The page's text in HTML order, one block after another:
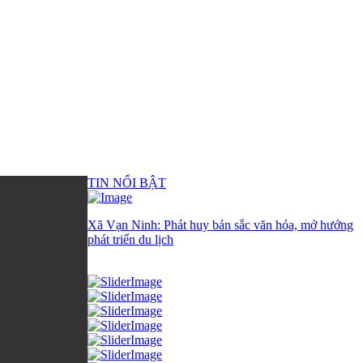
TIN NỔI BẬT
Xã Vạn Ninh: Phát huy bản sắc văn hóa, mở hướng
phát triển du lịch